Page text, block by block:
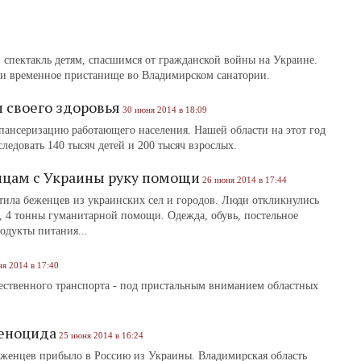
детям, спасшимся от гражданской войны на Украине.
временное пристанище во Владимирском санатории.
здоровья 30 июня 2014 в 18:09
работающего населения. Нашей области на этот год
140 тысяч детей и 200 тысяч взрослых.
с Украины руку помощи 26 июня 2014 в 17:44
беженцев из украинских сел и городов. Люди откликнулись
4 тонны гуманитарной помощи. Одежда, обувь, постельное
питания...
2014 в 17:40
транспорта - под пристальным вниманием областных
25 июня 2014 в 16:24
прибыло в Россию из Украины. Владимирская область